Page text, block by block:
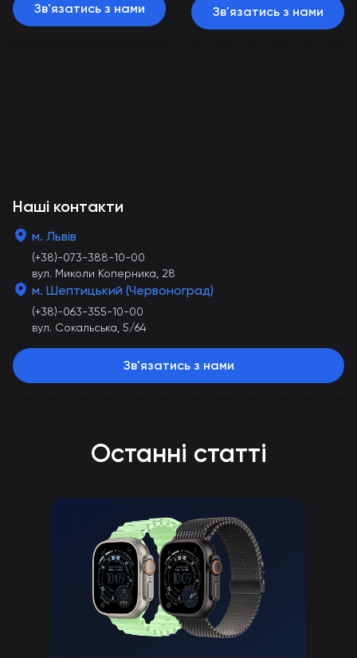
Зв'язатись з нами Зв'язатись з нами
Наші контакти
м. Львів
(+38)-073-388-10-00
вул. Миколи Коперника, 28
м. Шептицький (Червоноград)
(+38)-063-355-10-00
вул. Сокальська, 5/64
Зв'язатись з нами
Останні статті